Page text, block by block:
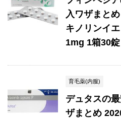
入ワザまと
キノリンイ
1mg 1箱30錠
育毛薬(内服)
デュタスの
ザまとめ